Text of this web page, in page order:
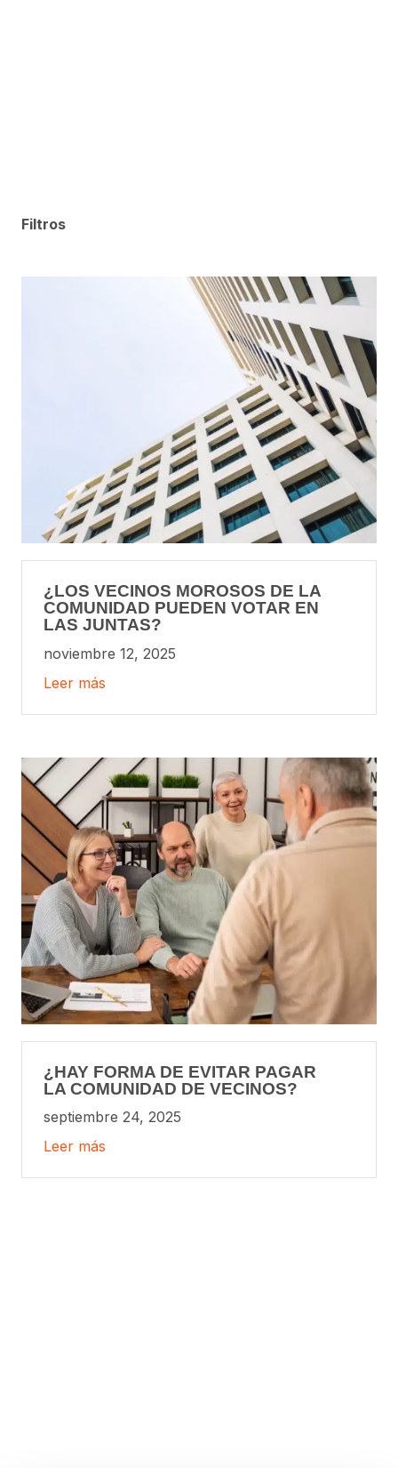
Filtros
¿LOS VECINOS MOROSOS DE LA
COMUNIDAD PUEDEN VOTAR EN
LAS JUNTAS?
noviembre 12, 2025
Leer más
¿HAY FORMA DE EVITAR PAGAR
LA COMUNIDAD DE VECINOS?
septiembre 24, 2025
Leer más